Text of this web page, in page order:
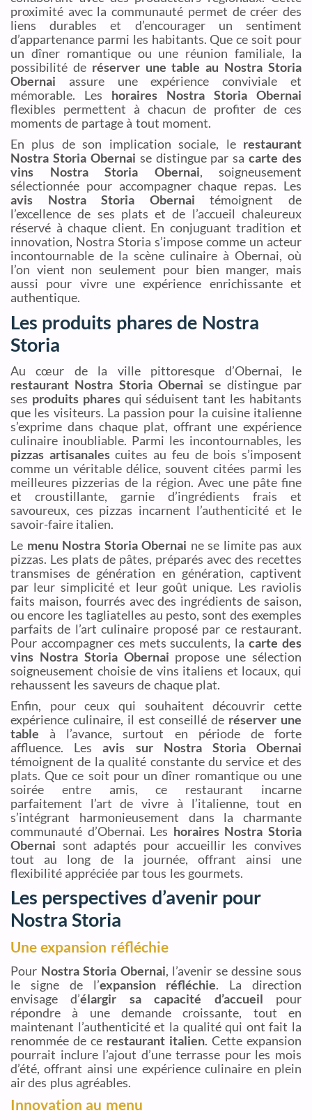
proximité avec la communauté permet de créer des
liens durables et d’encourager un sentiment
d’appartenance parmi les habitants. Que ce soit pour
un dîner romantique ou une réunion familiale, la
possibilité de réserver une table au Nostra Storia
Obernai assure une expérience conviviale et
mémorable. Les horaires Nostra Storia Obernai
flexibles permettent à chacun de profiter de ces
moments de partage à tout moment.
En plus de son implication sociale, le restaurant
Nostra Storia Obernai se distingue par sacarte des
vins Nostra Storia Obernai, soigneusement
sélectionnée pour accompagner chaque repas. Les
avis Nostra Storia Obernai témoignent de
l’excellence de ses plats et de l’accueil chaleureux
réservé à chaque client. En conjuguant tradition et
innovation, Nostra Storia s’impose comme un acteur
incontournable de la scène culinaire à Obernai, où
l’on vient non seulement pour bien manger, mais
aussi pour vivre une expérience enrichissante et
authentique.
Les produits phares de Nostra
Storia
Au cœur de la ville pittoresque d’Obernai, le
restaurant Nostra Storia Obernai se distingue par
ses produits pharesqui séduisent tant les habitants
que les visiteurs. La passion pour la cuisine italienne
s’exprime dans chaque plat, offrant une expérience
culinaire inoubliable. Parmi les incontournables, les
pizzas artisanalescuites au feu de bois s’imposent
comme un véritable délice, souvent citées parmi les
meilleures pizzerias de la région. Avec une pâte fine
et croustillante, garnie d’ingrédients frais et
savoureux, ces pizzas incarnent l’authenticité et le
savoir-faire italien.
Le menu Nostra Storia Obernai ne se limite pas aux
pizzas. Les plats de pâtes, préparés avec des recettes
transmises de génération en génération, captivent
par leur simplicité et leur goût unique. Les raviolis
faits maison, fourrés avec des ingrédients de saison,
ou encore les tagliatelles au pesto, sont des exemples
parfaits de l’art culinaire proposé par ce restaurant.
Pour accompagner ces mets succulents, lacarte des
vins Nostra Storia Obernai propose une sélection
soigneusement choisie de vins italiens et locaux, qui
rehaussent les saveurs de chaque plat.
Enfin, pour ceux qui souhaitent découvrir cette
expérience culinaire, il est conseillé de réserver une
table à l’avance, surtout en période de forte
affluence. Lesavis sur Nostra Storia Obernai
témoignent de la qualité constante du service et des
plats. Que ce soit pour un dîner romantique ou une
soirée entre amis, ce restaurant incarne
parfaitement l’art de vivre à l’italienne, tout en
s’intégrant harmonieusement dans la charmante
communauté d’Obernai. Les horaires Nostra Storia
Obernai sont adaptés pour accueillir les convives
tout au long de la journée, offrant ainsi une
flexibilité appréciée par tous les gourmets.
Les perspectives d’avenir pour
Nostra Storia
Une expansion réfléchie
Pour Nostra Storia Obernai, l’avenir se dessine sous
le signe de l’expansion réfléchie. La direction
envisage d’élargir sa capacité d’accueil pour
répondre à une demande croissante, tout en
maintenant l’authenticité et la qualité qui ont fait la
renommée de ce restaurant italien. Cette expansion
pourrait inclure l’ajout d’une terrasse pour les mois
d’été, offrant ainsi une expérience culinaire en plein
air des plus agréables.
Innovation au menu